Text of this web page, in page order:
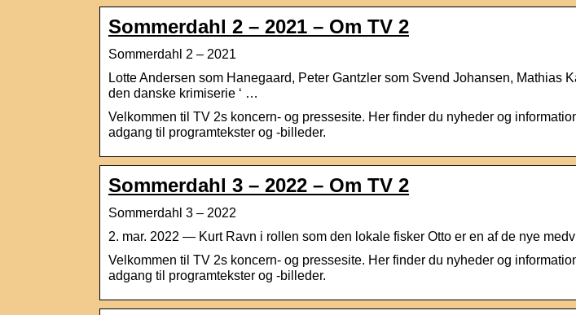
Sommerdahl 2 – 2021 – Om TV 2
Sommerdahl 2 – 2021
Lotte Andersen som Hanegaard, Peter Gantzler som Svend Johansen,
den danske krimiserie ‘ …
Velkommen til TV 2s koncern- og pressesite. Her finder du nyheder og
adgang til programtekster og -billeder.
Sommerdahl 3 – 2022 – Om TV 2
Sommerdahl 3 – 2022
2. mar. 2022 — Kurt Ravn i rollen som den lokale fisker Otto er en af de nye
Velkommen til TV 2s koncern- og pressesite. Her finder du nyheder og
adgang til programtekster og -billeder.